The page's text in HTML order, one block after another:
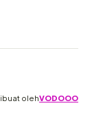
olehVODOOO